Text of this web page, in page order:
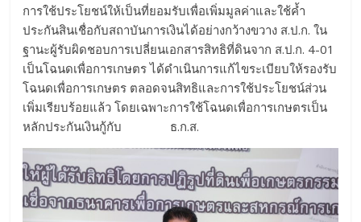
การใช้ประโยชน์ให้เป็นที่ยอมรับเพื่อเพิ่มมูลค่าและใช้ค้ำ
ประกันสินเชื่อกับสถาบันการเงินได้อย่างกว้างขวาง ส.ป.ก. ใน
ฐานะผู้รับผิดชอบการเปลี่ยนเอกสารสิทธิที่ดินจาก ส.ป.ก. 4-01
เป็นโฉนดเพื่อการเกษตร ได้ดำเนินการแก้ไขระเบียบให้รองรับ
โฉนดเพื่อการเกษตร ตลอดจนสิทธิและการใช้ประโยชน์ส่วน
เพิ่มเรียบร้อยแล้ว โดยเฉพาะการใช้โฉนดเพื่อการเกษตรเป็น
หลักประกันเงินกู้กับ ธ.ก.ส.